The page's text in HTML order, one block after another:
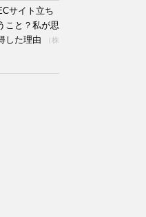
サイト立ち
こと？私が思
した理由
（株